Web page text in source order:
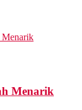
Menarik